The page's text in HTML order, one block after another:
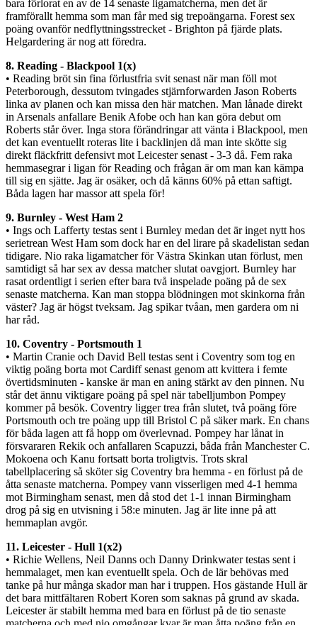
bara förlorat en av de 14 senaste ligamatcherna, men det är
framförallt hemma som man får med sig trepoängarna. Forest sex
poäng ovanför nedflyttningsstrecket - Brighton på fjärde plats.
Helgardering är nog att föredra.
8. Reading - Blackpool 1(x)
• Reading bröt sin fina förlustfria svit senast när man föll mot
Peterborough, dessutom tvingades stjärnforwarden Jason Roberts
linka av planen och kan missa den här matchen. Man lånade direkt
in Arsenals anfallare Benik Afobe och han kan göra debut om
Roberts står över. Inga stora förändringar att vänta i Blackpool, men
det kan eventuellt roteras lite i backlinjen då man inte skötte sig
direkt fläckfritt defensivt mot Leicester senast - 3-3 då. Fem raka
hemmasegrar i ligan för Reading och frågan är om man kan kämpa
till sig en sjätte. Jag är osäker, och då känns 60% på ettan saftigt.
Båda lagen har massor att spela för!
9. Burnley - West Ham 2
• Ings och Lafferty testas sent i Burnley medan det är inget nytt hos
serietrean West Ham som dock har en del lirare på skadelistan sedan
tidigare. Nio raka ligamatcher för Västra Skinkan utan förlust, men
samtidigt så har sex av dessa matcher slutat oavgjort. Burnley har
rasat ordentligt i serien efter bara två inspelade poäng på de sex
senaste matcherna. Kan man stoppa blödningen mot skinkorna från
väster? Jag är högst tveksam. Jag spikar tvåan, men gardera om ni
har råd.
10. Coventry - Portsmouth 1
• Martin Cranie och David Bell testas sent i Coventry som tog en
viktig poäng borta mot Cardiff senast genom att kvittera i femte
övertidsminuten - kanske är man en aning stärkt av den pinnen. Nu
står det ännu viktigare poäng på spel när tabelljumbon Pompey
kommer på besök. Coventry ligger trea från slutet, två poäng före
Portsmouth och tre poäng upp till Bristol C på säker mark. En chans
för båda lagen att få hopp om överlevnad. Pompey har lånat in
försvararen Rekik och anfallaren Scapuzzi, båda från Manchester C.
Mokoena och Kanu fortsatt borta troligtvis. Trots skral
tabellplacering så sköter sig Coventry bra hemma - en förlust på de
åtta senaste matcherna. Pompey vann visserligen med 4-1 hemma
mot Birmingham senast, men då stod det 1-1 innan Birmingham
drog på sig en utvisning i 58:e minuten. Jag är lite inne på att
hemmaplan avgör.
11. Leicester - Hull 1(x2)
• Richie Wellens, Neil Danns och Danny Drinkwater testas sent i
hemmalaget, men kan eventuellt spela. Och de lär behövas med
tanke på hur många skador man har i truppen. Hos gästande Hull är
det bara mittfältaren Robert Koren som saknas på grund av skada.
Leicester är stabilt hemma med bara en förlust på de tio senaste